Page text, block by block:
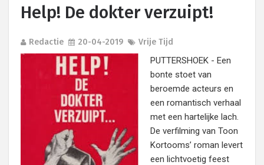
Help! De dokter verzuipt!
Redactie 20-04-2019 Vrije Tijd
PUTTERSHOEK - Een
bonte stoet van
beroemde acteurs en
een romantisch verhaal
met een hartelijke lach.
De verfilming van Toon
Kortooms’ roman levert
een lichtvoetig feest